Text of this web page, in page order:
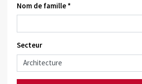
Nom de famille *
Secteur